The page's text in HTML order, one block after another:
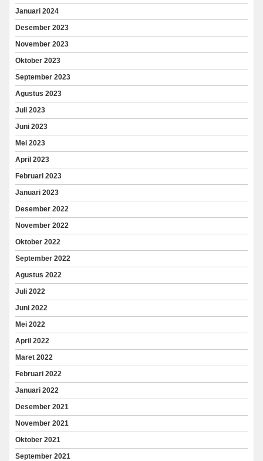
Januari 2024
Desember 2023
November 2023
Oktober 2023
September 2023
Agustus 2023
Juli 2023
Juni 2023
Mei 2023
April 2023
Februari 2023
Januari 2023
Desember 2022
November 2022
Oktober 2022
September 2022
Agustus 2022
Juli 2022
Juni 2022
Mei 2022
April 2022
Maret 2022
Februari 2022
Januari 2022
Desember 2021
November 2021
Oktober 2021
September 2021